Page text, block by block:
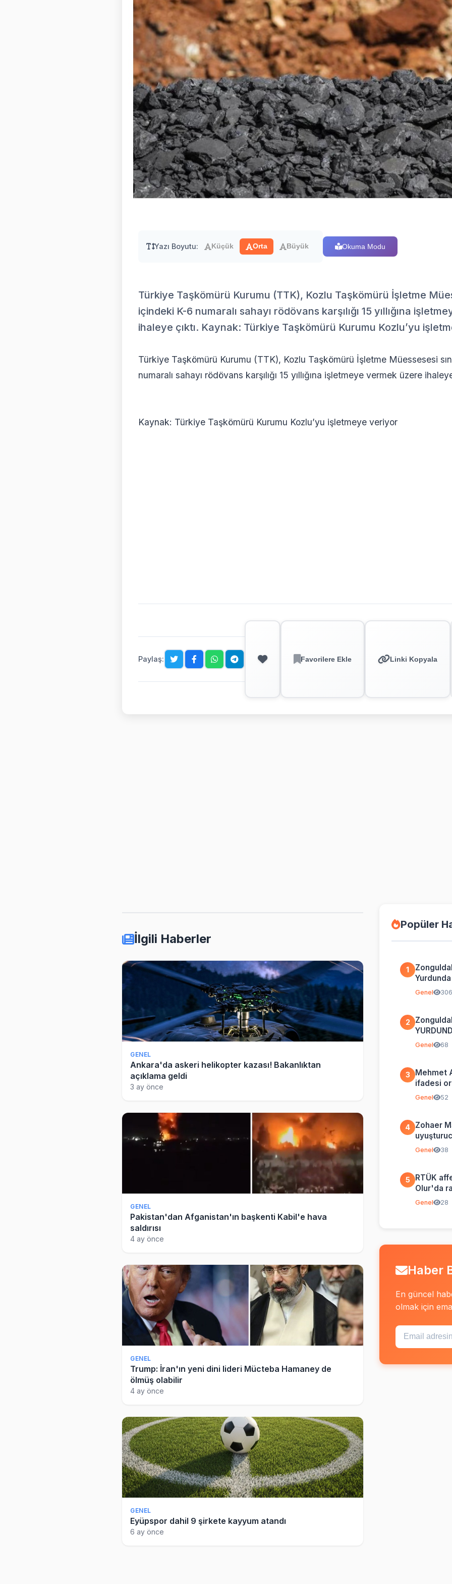
Yazı Boyutu: Küçük Orta Büyük Okuma Modu
Türkiye Taşkömürü Kurumu (TTK), Kozlu Taşkömürü İşletme
içindeki K-6 numaralı sahayı rödövans karşılığı 15 yıllığına
ihaleye çıktı. Kaynak: Türkiye Taşkömürü Kurumu Kozlu’yu
Türkiye Taşkömürü Kurumu (TTK), Kozlu Taşkömürü İşletme Müessesesi
numaralı sahayı rödövans karşılığı 15 yıllığına işletmeye vermek üzere
Kaynak: Türkiye Taşkömürü Kurumu Kozlu’yu işletmeye veriyor
Paylaş: Favorilere Ekle Linki Kopyala
İlgili Haberler
GENEL
Ankara'da askeri helikopter kazası! Bakanlıktan
açıklama geldi
3 ay önce
GENEL
Pakistan'dan Afganistan'ın başkenti Kabil'e hava
saldırısı
4 ay önce
GENEL
Trump: İran'ın yeni dini lideri Mücteba Hamaney de
ölmüş olabilir
4 ay önce
GENEL
Eyüpspor dahil 9 şirkete kayyum atandı
6 ay önce
Popüler
1
Genel 306
2
BİLGİ
Genel 68
3
Mehmet
ifadesi
özür
Genel 52
4
Zohaer
ifşa etti
Genel 38
5
RTÜK
Olur'da
Genel 28
Haber
En güncel
olmak için